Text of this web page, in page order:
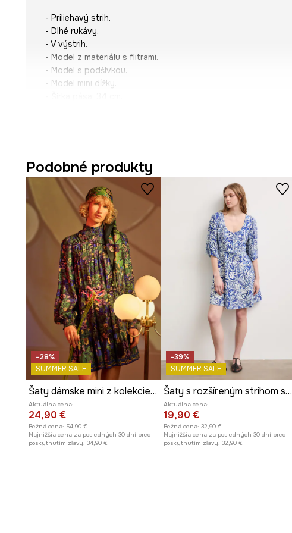
- Priliehavý strih.
- Dlhé rukávy.
- V výstrih.
- Model z materiálu s flitrami.
- Model s podšívkou.
- Model mini dĺžky.
Podobné produkty
-28%
SUMMER SALE
Šaty dámske mini z kolekcie Eviva L'arte tmavomodrá farba
Aktuálna cena:
24,90 €
Bežná cena: 54,90 €
Najnižšia cena za posledných 30 dní pred
poskytnutím zľavy: 34,90 €
-39%
SUMMER SALE
Šaty s rozšíreným strihom s viskózou s motívom zeleniny
Aktuálna cena:
19,90 €
Bežná cena: 32,90 €
Najnižšia cena za posledných 30 dní pred
poskytnutím zľavy: 32,90 €